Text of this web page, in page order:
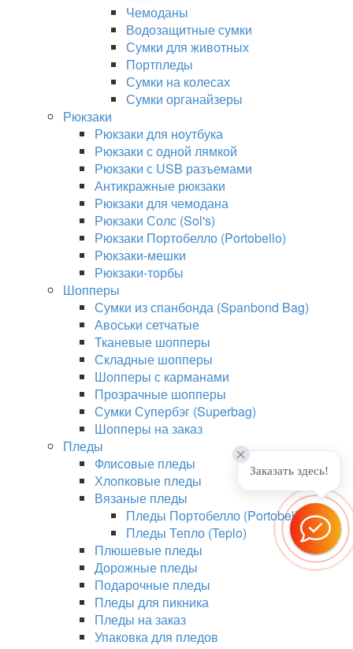
Чемоданы
Водозащитные сумки
Сумки для животных
Портпледы
Сумки на колесах
Сумки органайзеры
Рюкзаки
Рюкзаки для ноутбука
Рюкзаки с одной лямкой
Рюкзаки с USB разъемами
Антикражные рюкзаки
Рюкзаки для чемодана
Рюкзаки Солс (Sol's)
Рюкзаки Портобелло (Portobello)
Рюкзаки-мешки
Рюкзаки-торбы
Шопперы
Сумки из спанбонда (Spanbond Bag)
Авоськи сетчатые
Тканевые шопперы
Складные шопперы
Шопперы с карманами
Прозрачные шопперы
Сумки Супербэг (Superbag)
Шопперы на заказ
Пледы
Флисовые пледы
Хлопковые пледы
Вязаные пледы
Пледы Портобелло (Portobello)
Пледы Тепло (Teplo)
Плюшевые пледы
Дорожные пледы
Подарочные пледы
Пледы для пикника
Пледы на заказ
Упаковка для пледов
Заказать здесь!